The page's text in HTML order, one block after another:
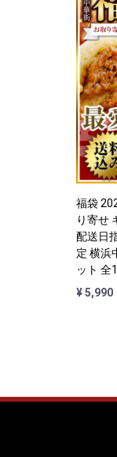
福袋
り寄せ
配送日
定 横浜
ット 全
¥ 5,990